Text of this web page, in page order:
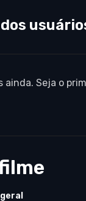
ainda. Seja o